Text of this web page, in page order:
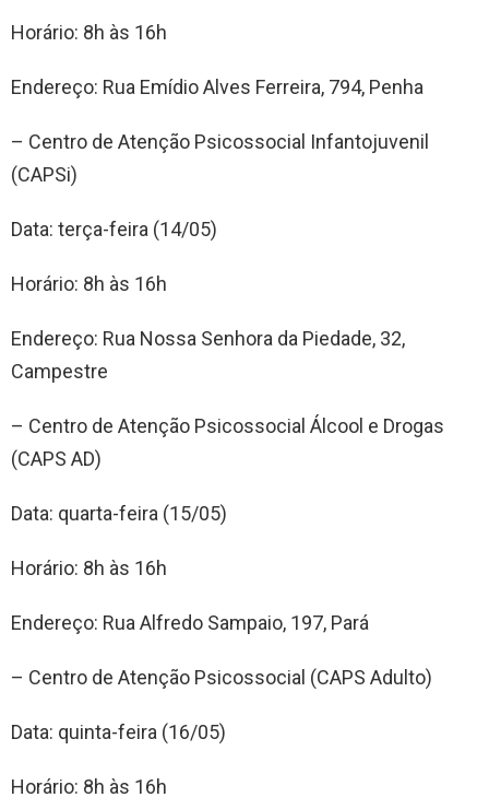
Horário: 8h às 16h
Endereço: Rua Emídio Alves Ferreira, 794, Penha
– Centro de Atenção Psicossocial Infantojuvenil
(CAPSi)
Data: terça-feira (14/05)
Horário: 8h às 16h
Endereço: Rua Nossa Senhora da Piedade, 32,
Campestre
– Centro de Atenção Psicossocial Álcool e Drogas
(CAPS AD)
Data: quarta-feira (15/05)
Horário: 8h às 16h
Endereço: Rua Alfredo Sampaio, 197, Pará
– Centro de Atenção Psicossocial (CAPS Adulto)
Data: quinta-feira (16/05)
Horário: 8h às 16h